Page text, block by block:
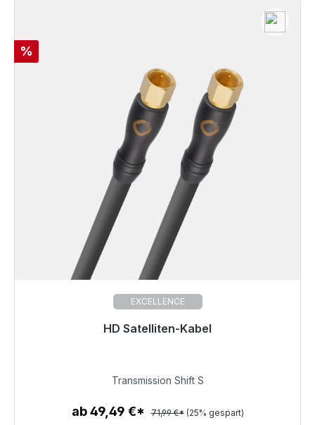
Rabatt
%
EXCELLENCE
HD Satelliten-Kabel
Sofort versandfertig, Lieferzeit 48h*
Zum Artikel
Transmission Shift S
ab 49,49 €* 71,99 €* (25% gespart)